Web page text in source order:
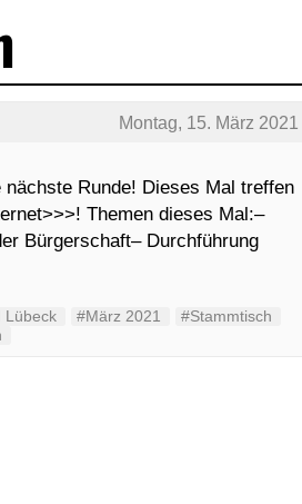
Montag, 15. März 2021
Runde! Dieses Mal treffen
Themen dieses Mal:–
Bürgerschaft– Durchführung
Lübeck #März 2021
#Stammtisch